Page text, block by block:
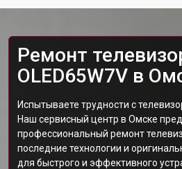
Ремонт
OLED65W7V в
Испытываете трудности с
Наш сервисный центр в Омске
профессиональный ремонт
последние технологии и
для быстрого и эффективного